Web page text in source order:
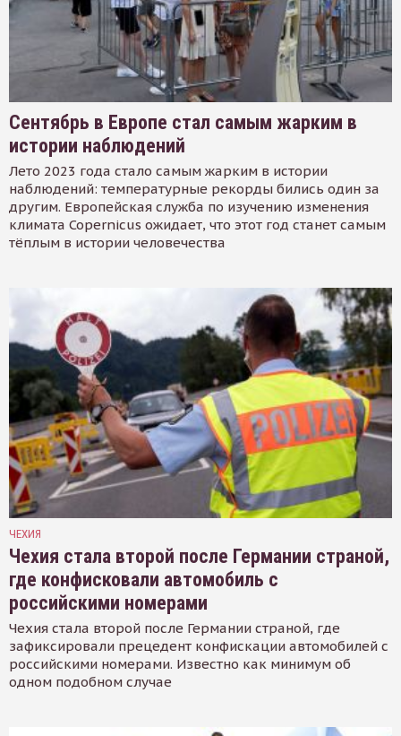
Сентябрь в Европе стал самым жарким в
истории наблюдений
Лето 2023 года стало самым жарким в истории
наблюдений: температурные рекорды бились один за
другим. Европейская служба по изучению изменения
климата Copernicus ожидает, что этот год станет самым
тёплым в истории человечества
ЧЕХИЯ
Чехия стала второй после Германии страной,
где конфисковали автомобиль с
российскими номерами
Чехия стала второй после Германии страной, где
зафиксировали прецедент конфискации автомобилей с
российскими номерами. Известно как минимум об
одном подобном случае